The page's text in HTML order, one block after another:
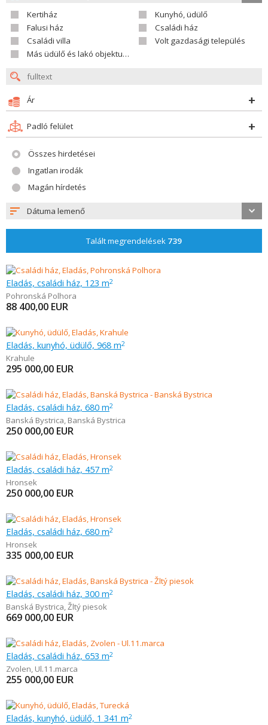
Kertiház
Kunyhó, üdülő
Falusi ház
Családi ház
Családi villa
Volt gazdasági település
Más üdülő és lakó objektumok
Ár
Padló felület
Összes hirdetései
Ingatlan irodák
Magán hírdetés
Dátuma lemenő
Talált megrendelések 739
Eladás, családi ház, 123 m2
Pohronská Polhora
88 400,00 EUR
Eladás, kunyhó, üdülő, 968 m2
Krahule
295 000,00 EUR
Eladás, családi ház, 680 m2
Banská Bystrica, Banská Bystrica
250 000,00 EUR
Eladás, családi ház, 457 m2
Hronsek
250 000,00 EUR
Eladás, családi ház, 680 m2
Hronsek
335 000,00 EUR
Eladás, családi ház, 300 m2
Banská Bystrica,Žltý piesok
669 000,00 EUR
Eladás, családi ház, 653 m2
Zvolen, Ul.11.marca
255 000,00 EUR
Eladás, kunyhó, üdülő, 1 341 m2